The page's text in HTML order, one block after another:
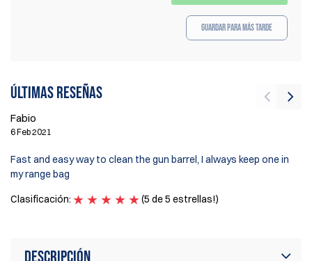
Guardar para más tarde
Últimas reseñas
Fabio
6 Feb 2021
Fast and easy way to clean the gun barrel, I always keep one in
my range bag
Clasificación:
(5 de 5 estrellas!)